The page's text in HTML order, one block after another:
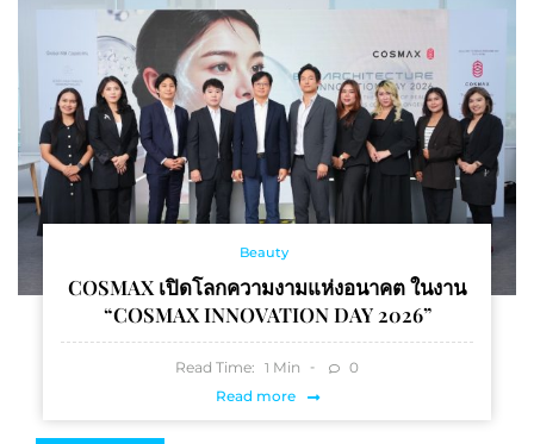
Beauty
COSMAX เปิดโลกความงามแห่งอนาคต ในงาน
“COSMAX INNOVATION DAY 2026”
Read Time: 1 Min
0
Read more